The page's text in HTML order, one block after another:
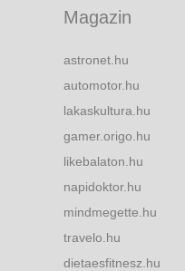
Magazin
astronet.hu
automotor.hu
lakaskultura.hu
gamer.origo.hu
likebalaton.hu
napidoktor.hu
mindmegette.hu
travelo.hu
dietaesfitnesz.hu